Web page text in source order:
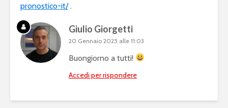
pronostico-it/.
Giulio Giorgetti
20 Gennaio 2025 alle 11:03
Buongiorno a tutti!
Accedi per rispondere